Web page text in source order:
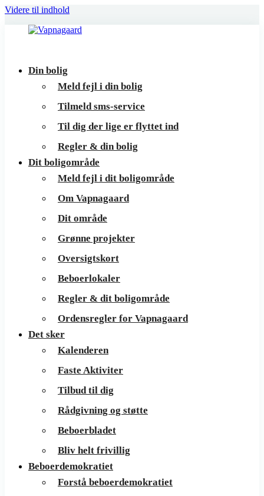
Videre til indhold
Vapnagaard
BoligerDin bolig
Meld fejl i din bolig
Tilmeld sms-service
Til dig der lige er flyttet ind
Regler & din bolig
Dit boligområde
Meld fejl i dit boligområde
Om Vapnagaard
Dit område
Grønne projekter
Oversigtskort
Beboerlokaler
Regler & dit boligområde
Ordensregler for Vapnagaard
Det sker
Kalenderen
Faste Aktiviter
Tilbud til dig
Rådgivning og støtte
Beboerbladet
Bliv helt frivillig
Beboerdemokratiet
Forstå beboerdemokratiet